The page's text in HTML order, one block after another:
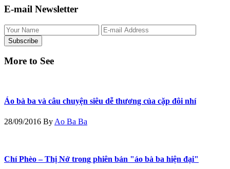
E-mail Newsletter
More to See
Áo bà ba và câu chuyện siêu dễ thương của cặp đôi nhí
28/09/2016 By Ao Ba Ba
Chí Phèo – Thị Nở trong phiên bản "áo bà ba hiện đại"